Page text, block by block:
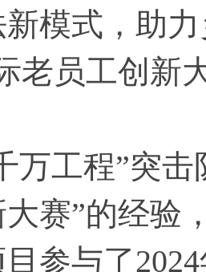
新模式，助
老员工创新
万工程”突
赛”的经验
参与了